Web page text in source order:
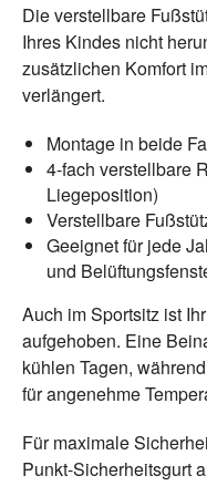
Die verstellbare
Ihres Kindes nicht
zusätzlichen Komfort
verlängert.
Montage in beide
4-fach verstellbare
Liegeposition)
Verstellbare
Geeignet für jede
und
Auch im Sportsitz ist
aufgehoben. Eine
kühlen Tagen,
für angenehme
Für maximale
Punkt-Sicherheitsgurt